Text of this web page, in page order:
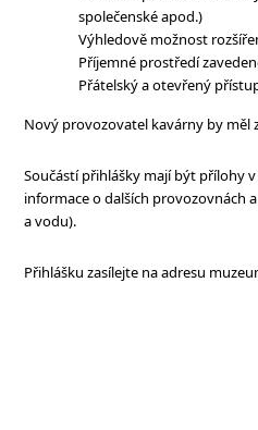
společenské apod.)
Výhledově možnost
Příjemné prostředí
Přátelský a otevřený
Nový provozovatel kavárny by měl
Součástí přihlášky mají být přílohy
informace o dalších provozovnách
a vodu).
Přihlášku zasílejte na adresu